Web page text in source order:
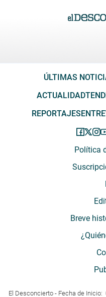
ÚLTIMAS
ACTUALIDAD
REPORTAJES
Política
Breve
El Desconcierto - Fecha de